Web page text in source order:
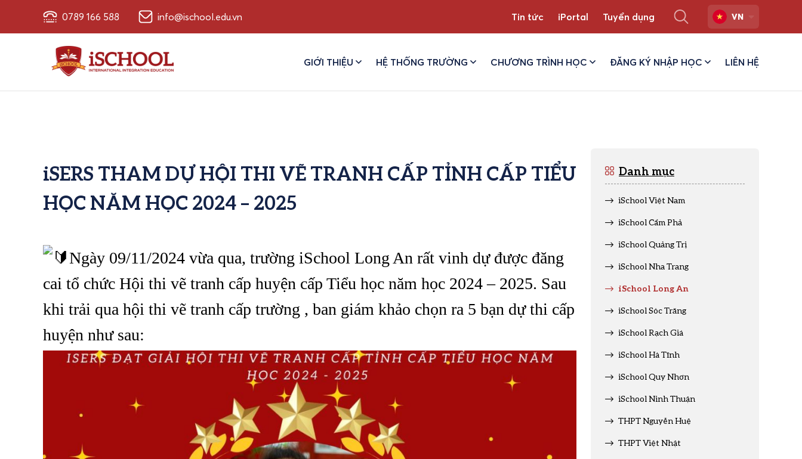
0789 166 588 info@ischool.edu.vn Tin tức iPortal Tuyển dụng VN
GIỚI THIỆU HỆ THỐNG TRƯỜNG CHƯƠNG TRÌNH HỌC ĐĂNG KÝ NHẬP HỌC LIÊN HỆ
iSERS THAM DỰ HỘI THI VẼ TRANH CẤP TỈNH CẤP TIỂU
HỌC NĂM HỌC 2024 – 2025
Ngày 09/11/2024 vừa qua, trường iSchool Long An rất vinh dự được đăng
cai tổ chức Hội thi vẽ tranh cấp huyện cấp Tiểu học năm học 2024 – 2025. Sau
khi trải qua hội thi vẽ tranh cấp trường , ban giám khảo chọn ra 5 bạn dự thi cấp
huyện như sau:
Danh mục
iSchool Việt Nam
iSchool Cẩm Phả
iSchool Quảng Trị
iSchool Nha Trang
iSchool Long An
iSchool Sóc Trăng
iSchool Rạch Giá
iSchool Hà Tĩnh
iSchool Quy Nhơn
iSchool Ninh Thuận
THPT Nguyễn Huệ
THPT Việt Nhật